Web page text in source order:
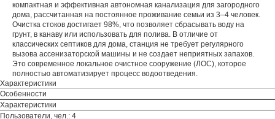
компактная и эффективная автономная канализация для загородного
дома, рассчитанная на постоянное проживание семьи из 3–4 человек.
Очистка стоков достигает 98%, что позволяет сбрасывать воду на
грунт, в канаву или использовать для полива. В отличие от
классических септиков для дома, станция не требует регулярного
вызова ассенизаторской машины и не создает неприятных запахов.
Это современное локальное очистное сооружение (ЛОС), которое
полностью автоматизирует процесс водоотведения.
Характеристики
Особенности
Характеристики
Пользователи, чел.: 4